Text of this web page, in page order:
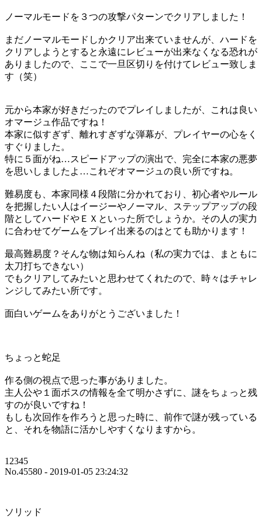
ノーマルモードを３つの攻撃パターンでクリアしました！
まだノーマルモードしかクリア出来ていませんが、ハードを
クリアしようとすると永遠にレビューが出来なくなる恐れが
ありましたので、ここで一旦区切りを付けてレビュー致しま
す（笑）
元から本家が好きだったのでプレイしましたが、これは良い
オマージュ作品ですね！
本家に似すぎず、離れすぎずな弾幕が、プレイヤーの心をく
すぐりました。
特に５面がね…スピードアップの演出で、完全に本家の悪夢
を思いしましたよ…これぞオマージュの良い所ですね。
難易度も、本家同様４段階に分かれており、初心者やルール
を把握したい人はイージーやノーマル、ステップアップの段
階としてハードやＥＸといった所でしょうか。その人の実力
に合わせてゲームをプレイ出来るのはとても助かります！
最高難易度？そんな物は知らんね（私の実力では、まともに
太刀打ちできない）
でもクリアしてみたいと思わせてくれたので、時々はチャレ
ンジしてみたい所です。
面白いゲームをありがとうございました！
ちょっと蛇足
作る側の視点で思った事がありました。
主人公や１面ボスの情報を全て明かさずに、謎をちょっと残
すのが良いですね！
もしも次回作を作ろうと思った時に、前作で謎が残っている
と、それを物語に活かしやすくなりますから。
12345
No.45580 - 2019-01-05 23:24:32
ソリッド